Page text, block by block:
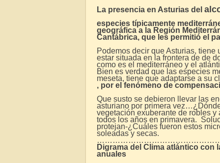
La presencia en Asturias del
especies típicamente
geográfica a la Región
Cantábrica, que les permitió el
Podemos decir que Asturias,
estar situada en la frontera de de
como es el mediterráneo y el
Bien es verdad que las especies
meseta, tiene que adaptarse a su
, por el fenómeno de
Que susto se debieron llevar las
asturiano por primera
vegetación exuberante de robles
todos los años en primavera.
protejan-¿Cuáles fueron estos
soleadas y secas.
Digrama del Clima atlántico con
anuales